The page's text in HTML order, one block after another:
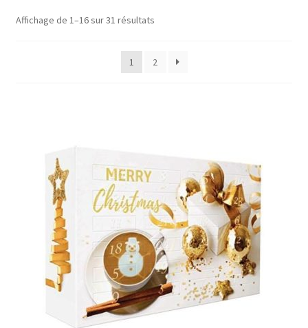
Affichage de 1–16 sur 31 résultats
1 2